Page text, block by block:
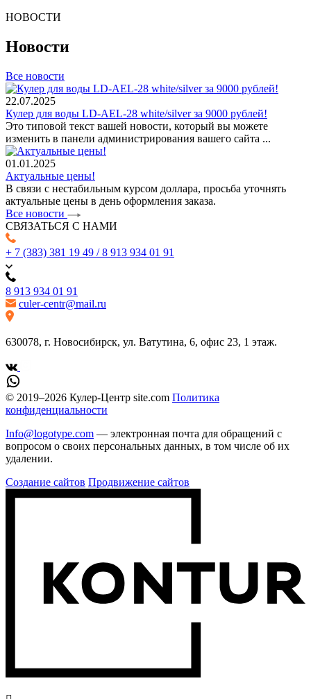
НОВОСТИ
Новости
Все новости
22.07.2025
Кулер для воды LD-AEL-28 white/silver за 9000 рублей!
Это типовой текст вашей новости, который вы можете
изменить в панели администрирования вашего сайта ...
01.01.2025
Актуальные цены!
В связи с нестабильным курсом доллара, просьба уточнять
актуальные цены в день оформления заказа.
Все новости
СВЯЗАТЬСЯ С НАМИ
+ 7 (383) 381 19 49 / 8 913 934 01 91
8 913 934 01 91
culer-centr@mail.ru
630078, г. Новосибирск, ул. Ватутина, 6, офис 23, 1 этаж.
© 2019–2026 Кулер-Центр site.com Политика
конфиденциальности
Info@logotype.com — электронная почта для обращений с
вопросом о своих персональных данных, в том числе об их
удалении.
Создание сайтов Продвижение сайтов